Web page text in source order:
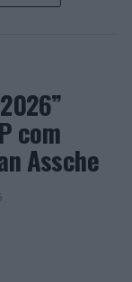
BARCELOS
EMEC
Agora já pode!
com
Assche